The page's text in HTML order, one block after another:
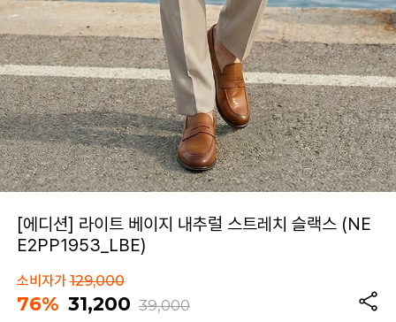
[에디션] 라이트 베이지 내추럴 스트레치 슬랙스 (NE
E2PP1953_LBE)
소비자가129,000
76% 31,200 39,000